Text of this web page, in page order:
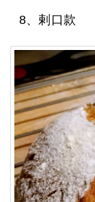
8、剌口款